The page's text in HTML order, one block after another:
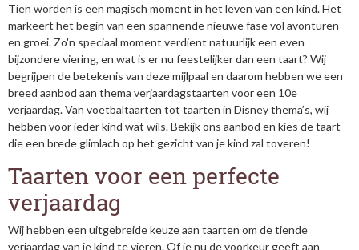
Tien worden is een magisch moment in het leven van een kind. Het
markeert het begin van een spannende nieuwe fase vol avonturen
en groei. Zo'n speciaal moment verdient natuurlijk een even
bijzondere viering, en wat is er nu feestelijker dan een taart? Wij
begrijpen de betekenis van deze mijlpaal en daarom hebben we een
breed aanbod aan thema verjaardagstaarten voor een 10e
verjaardag. Van voetbaltaarten tot taarten in Disney thema’s, wij
hebben voor ieder kind wat wils. Bekijk ons aanbod en kies de taart
die een brede glimlach op het gezicht van je kind zal toveren!
Taarten voor een perfecte
verjaardag
Wij hebben een uitgebreide keuze aan taarten om de tiende
verjaardag van je kind te vieren. Of je nu de voorkeur geeft aan